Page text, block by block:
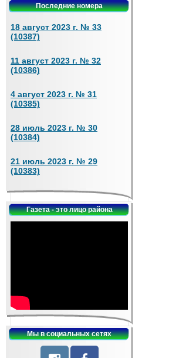
Последние номера
18 август 2023 г. № 33
(10387)
11 август 2023 г. № 32
(10386)
4 август 2023 г. № 31
(10385)
28 июль 2023 г. № 30
(10384)
21 июль 2023 г. № 29
(10383)
Газета - это лицо района
Мы в социальных сетях